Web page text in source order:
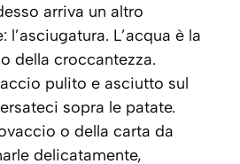
arriva un altro
L’acqua è la
della croccantezza.
pulito e asciutto sul
sopra le patate.
o della carta da
delicatamente,